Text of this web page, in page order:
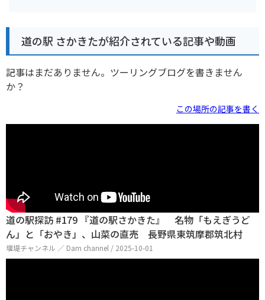
道の駅 さかきたが紹介されている記事や動画
記事はまだありません。ツーリングブログを書きません
か？
この場所の記事を書く
道の駅探訪 #179 『道の駅さかきた』 名物「もえぎうど
ん」と「おやき」、山菜の直売 長野県東筑摩郡筑北村
堰堤チャンネル ／ Dam channel / 2025-10-01